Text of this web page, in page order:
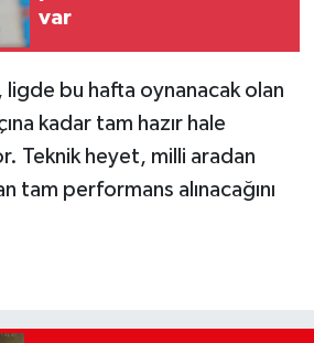
var
ligde bu hafta oynanacak olan
kadar tam hazır hale
Teknik heyet, milli aradan
tam performans alınacağını